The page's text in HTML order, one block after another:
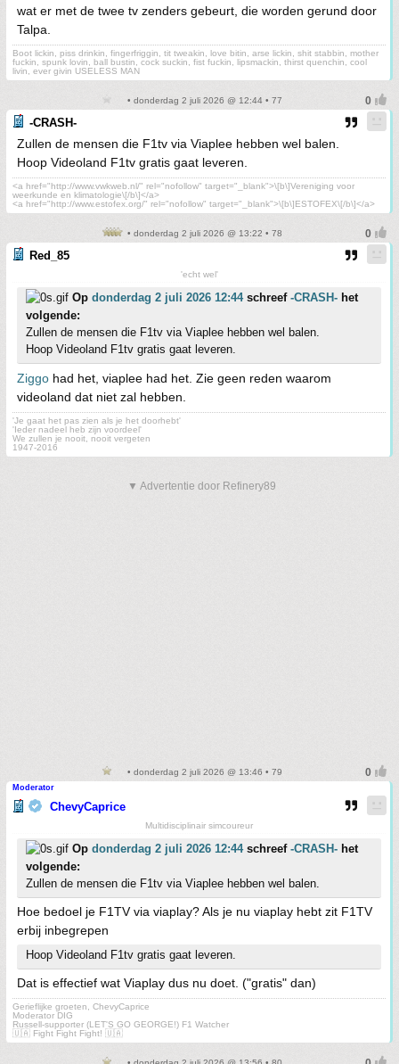
wat er met de twee tv zenders gebeurt, die worden gerund door
Talpa.
Boot lickin, piss drinkin, fingerfriggin, tit tweakin, love bitin, arse lickin, shit stabbin, mother
fuckin, spunk lovin, ball bustin, cock suckin, fist fuckin, lipsmackin, thirst quenchin, cool
livin, ever givin USELESS MAN
• donderdag 2 juli 2026 @ 12:44 • 77
-CRASH-
Zullen de mensen die F1tv via Viaplee hebben wel balen.
Hoop Videoland F1tv gratis gaat leveren.
<a href="http://www.vwkweb.nl/" rel="nofollow" target="_blank">\[b\]Vereniging voor
weerkunde en klimatologie\[/b\]</a>
<a href="http://www.estofex.org/" rel="nofollow" target="_blank">\[b\]ESTOFEX\[/b\]</a>
• donderdag 2 juli 2026 @ 13:22 • 78
Red_85
'echt wel'
Op donderdag 2 juli 2026 12:44schreef -CRASH- het
volgende:
Zullen de mensen die F1tv via Viaplee hebben wel balen.
Hoop Videoland F1tv gratis gaat leveren.
Ziggo had het, viaplee had het. Zie geen reden waarom
videoland dat niet zal hebben.
'Je gaat het pas zien als je het doorhebt'
'Ieder nadeel heb zijn voordeel'
We zullen je nooit, nooit vergeten
1947-2016
▼ Advertentie door Refinery89
• donderdag 2 juli 2026 @ 13:46 • 79
Moderator
ChevyCaprice
Multidisciplinair simcoureur
Op donderdag 2 juli 2026 12:44schreef -CRASH- het
volgende:
Zullen de mensen die F1tv via Viaplee hebben wel balen.
Hoe bedoel je F1TV via viaplay? Als je nu viaplay hebt zit F1TV
erbij inbegrepen
Hoop Videoland F1tv gratis gaat leveren.
Dat is effectief wat Viaplay dus nu doet. ("gratis" dan)
Gerieflijke groeten, ChevyCaprice
Moderator DIG
Russell-supporter (LET'S GO GEORGE!) F1 Watcher
🇺🇦 Fight Fight Fight! 🇺🇦